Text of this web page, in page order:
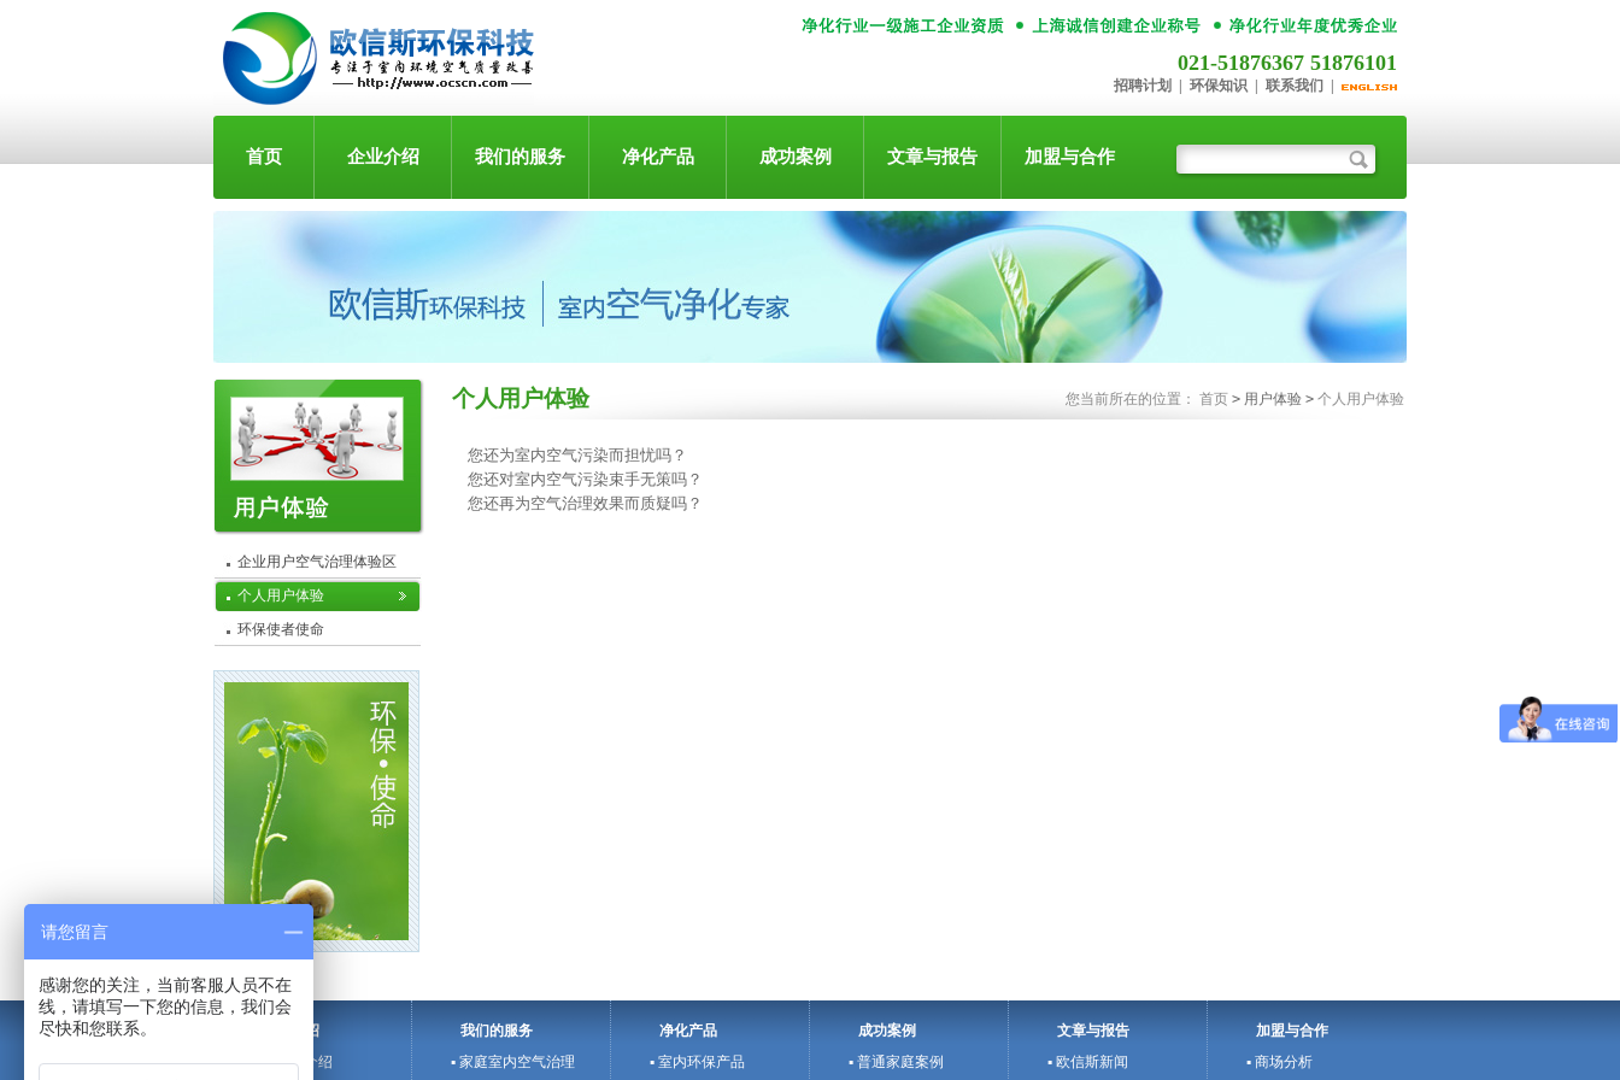
021-51876367 51876101
招聘计划 环保知识 联系我们
首页 企业介绍 我们的服务 净化产品 成功案例 文章与报告 加盟与合作
企业用户空气治理体验区
个人用户体验
环保使者使命
个人用户体验 您当前所在的位置： 首页 > 用户体验 > 个人用户体验
您还为室内空气污染而担忧吗？
您还对室内空气污染束手无策吗？
您还再为空气治理效果而质疑吗？
企业介绍
▪ 欧信斯介绍
我们的服务
▪ 家庭室内空气治理
净化产品
▪ 室内环保产品
成功案例
▪ 普通家庭案例
文章与报告
▪ 欧信斯新闻
加盟与合作
▪ 商场分析
请您留言
感谢您的关注，当前客服人员不在
线，请填写一下您的信息，我们会
尽快和您联系。